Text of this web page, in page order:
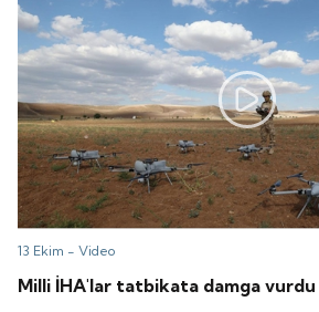
13 Ekim -Video
Milli İHA'lar tatbikata damga vurdu